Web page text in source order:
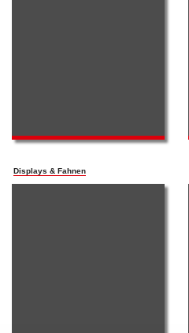
Displays & Fahnen